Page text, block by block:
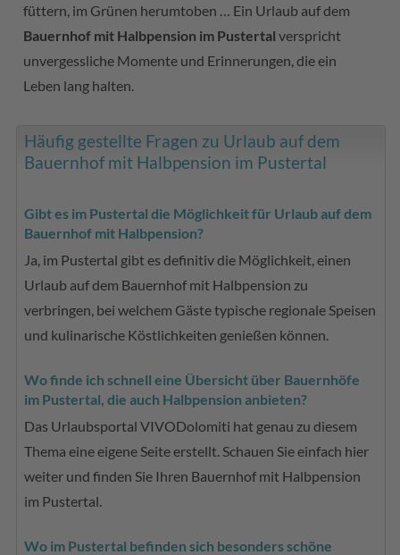
füttern, im Grünen herumtoben … Ein Urlaub auf dem
Bauernhof mit Halbpension im Pustertal verspricht
unvergessliche Momente und Erinnerungen, die ein
Leben lang halten.
Häufig gestellte Fragen zu Urlaub auf dem
Bauernhof mit Halbpension im Pustertal
Gibt es im Pustertal die Möglichkeit für Urlaub auf dem
Bauernhof mit Halbpension?
Ja, im Pustertal gibt es definitiv die Möglichkeit, einen
Urlaub auf dem Bauernhof mit Halbpension zu
verbringen, bei welchem Gäste typische regionale Speisen
und kulinarische Köstlichkeiten genießen können.
Wo finde ich schnell eine Übersicht über Bauernhöfe
im Pustertal, die auch Halbpension anbieten?
Das Urlaubsportal VIVODolomiti hat genau zu diesem
Thema eine eigene Seite erstellt. Schauen Sie einfach hier
weiter und finden Sie Ihren Bauernhof mit Halbpension
im Pustertal.
Wo im Pustertal befinden sich besonders schöne